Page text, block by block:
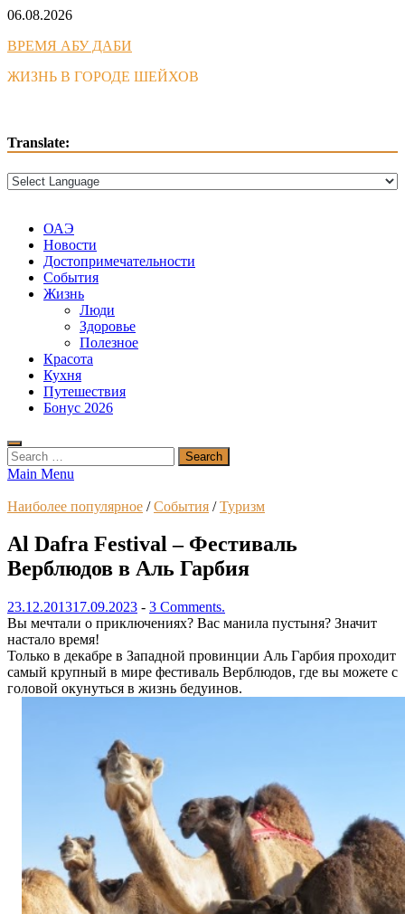
Skip
content
06.08.2026
ВРЕМЯ АБУ ДАБИ
ЖИЗНЬ В ГОРОДЕ ШЕЙХОВ
Translate:
ОАЭ
Новости
Достопримечательности
События
Жизнь
Люди
Здоровье
Полезное
Красота
Кухня
Путешествия
Бонус 2026
Search
for:
Main Menu
Наиболее популярное /События /Туризм
Al Dafra Festival – Фестиваль
Верблюдов в Аль Гарбия
23.12.201317.09.2023 - 3 Comments.
Вы мечтали о приключениях? Вас манила пустыня? Значит
настало время!
Только в декабре в Западной провинции Аль Гарбия проходит
самый крупный в мире фестиваль Верблюдов, где вы можете с
головой окунуться в жизнь бедуинов.